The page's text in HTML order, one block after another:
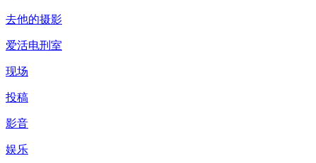
去他的摄影
爱活电刑室
现场
投稿
影音
娱乐